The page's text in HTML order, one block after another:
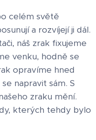
celém světě
a rozvíjejí ji dál.
náš zrak fixujeme
venku, hodně se
opravíme hned
napravit sám. S
zraku mění.
kterých tehdy bylo